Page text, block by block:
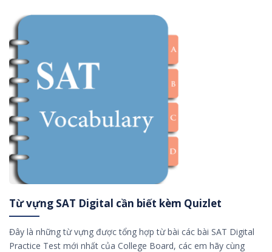
Từ vựng SAT Digital cần biết kèm Quizlet
Đây là những từ vựng được tổng hợp từ bài các bài SAT Digital
Practice Test mới nhất của College Board, các em hãy cùng